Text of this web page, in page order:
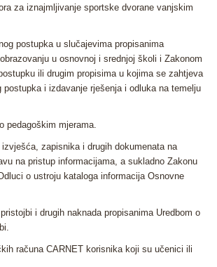
za iznajmljivanje sportske dvorane vanjskim
postupka u slučajevima propisanima
u osnovnoj i srednjoj školi i Zakonom
ili drugim propisima u kojima se zahtjeva
postupka i izdavanje rješenja i odluka na temelju
pedagoškim mjerama.
zapisnika i drugih dokumenata na
na pristup informacijama, a sukladno Zakonu
o ustroju kataloga informacija Osnovne
i drugih naknada propisanima Uredbom o
računa CARNET korisnika koji su učenici ili